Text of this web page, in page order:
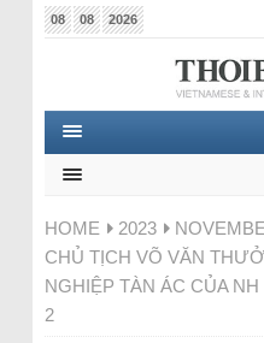
08 08 2026
HOME 2023
CHỦ TỊCH VÕ VĂN
NGHIỆP TÀN ÁC CỦA
2